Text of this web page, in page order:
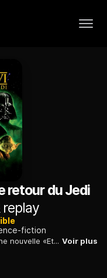
retour du Jedi
replay
fiction
Tandis que Dark Vador fait construire une nouvelle «Etoile de la mort», le robot R2-D2 tente, en compagnie de la princesse Leia, de libérer Yan Solo. Voir plus